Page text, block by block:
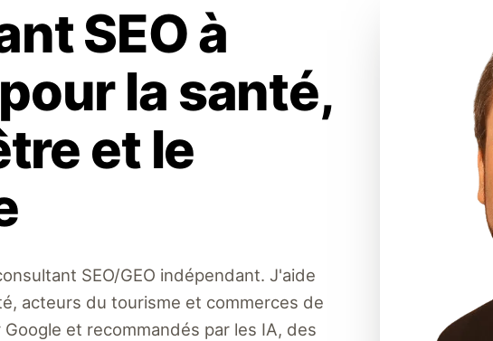
SEO à
la santé,
et le
SEO/GEO indépendant. J'aide
acteurs du tourisme et commerces de
et recommandés par les IA, des